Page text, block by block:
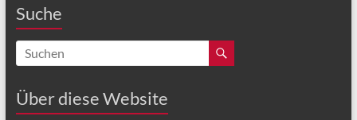
Suche
Über diese Website